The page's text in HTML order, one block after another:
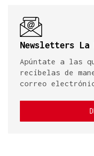
Newsletters La
Apúntate a las
recíbelas de
correo